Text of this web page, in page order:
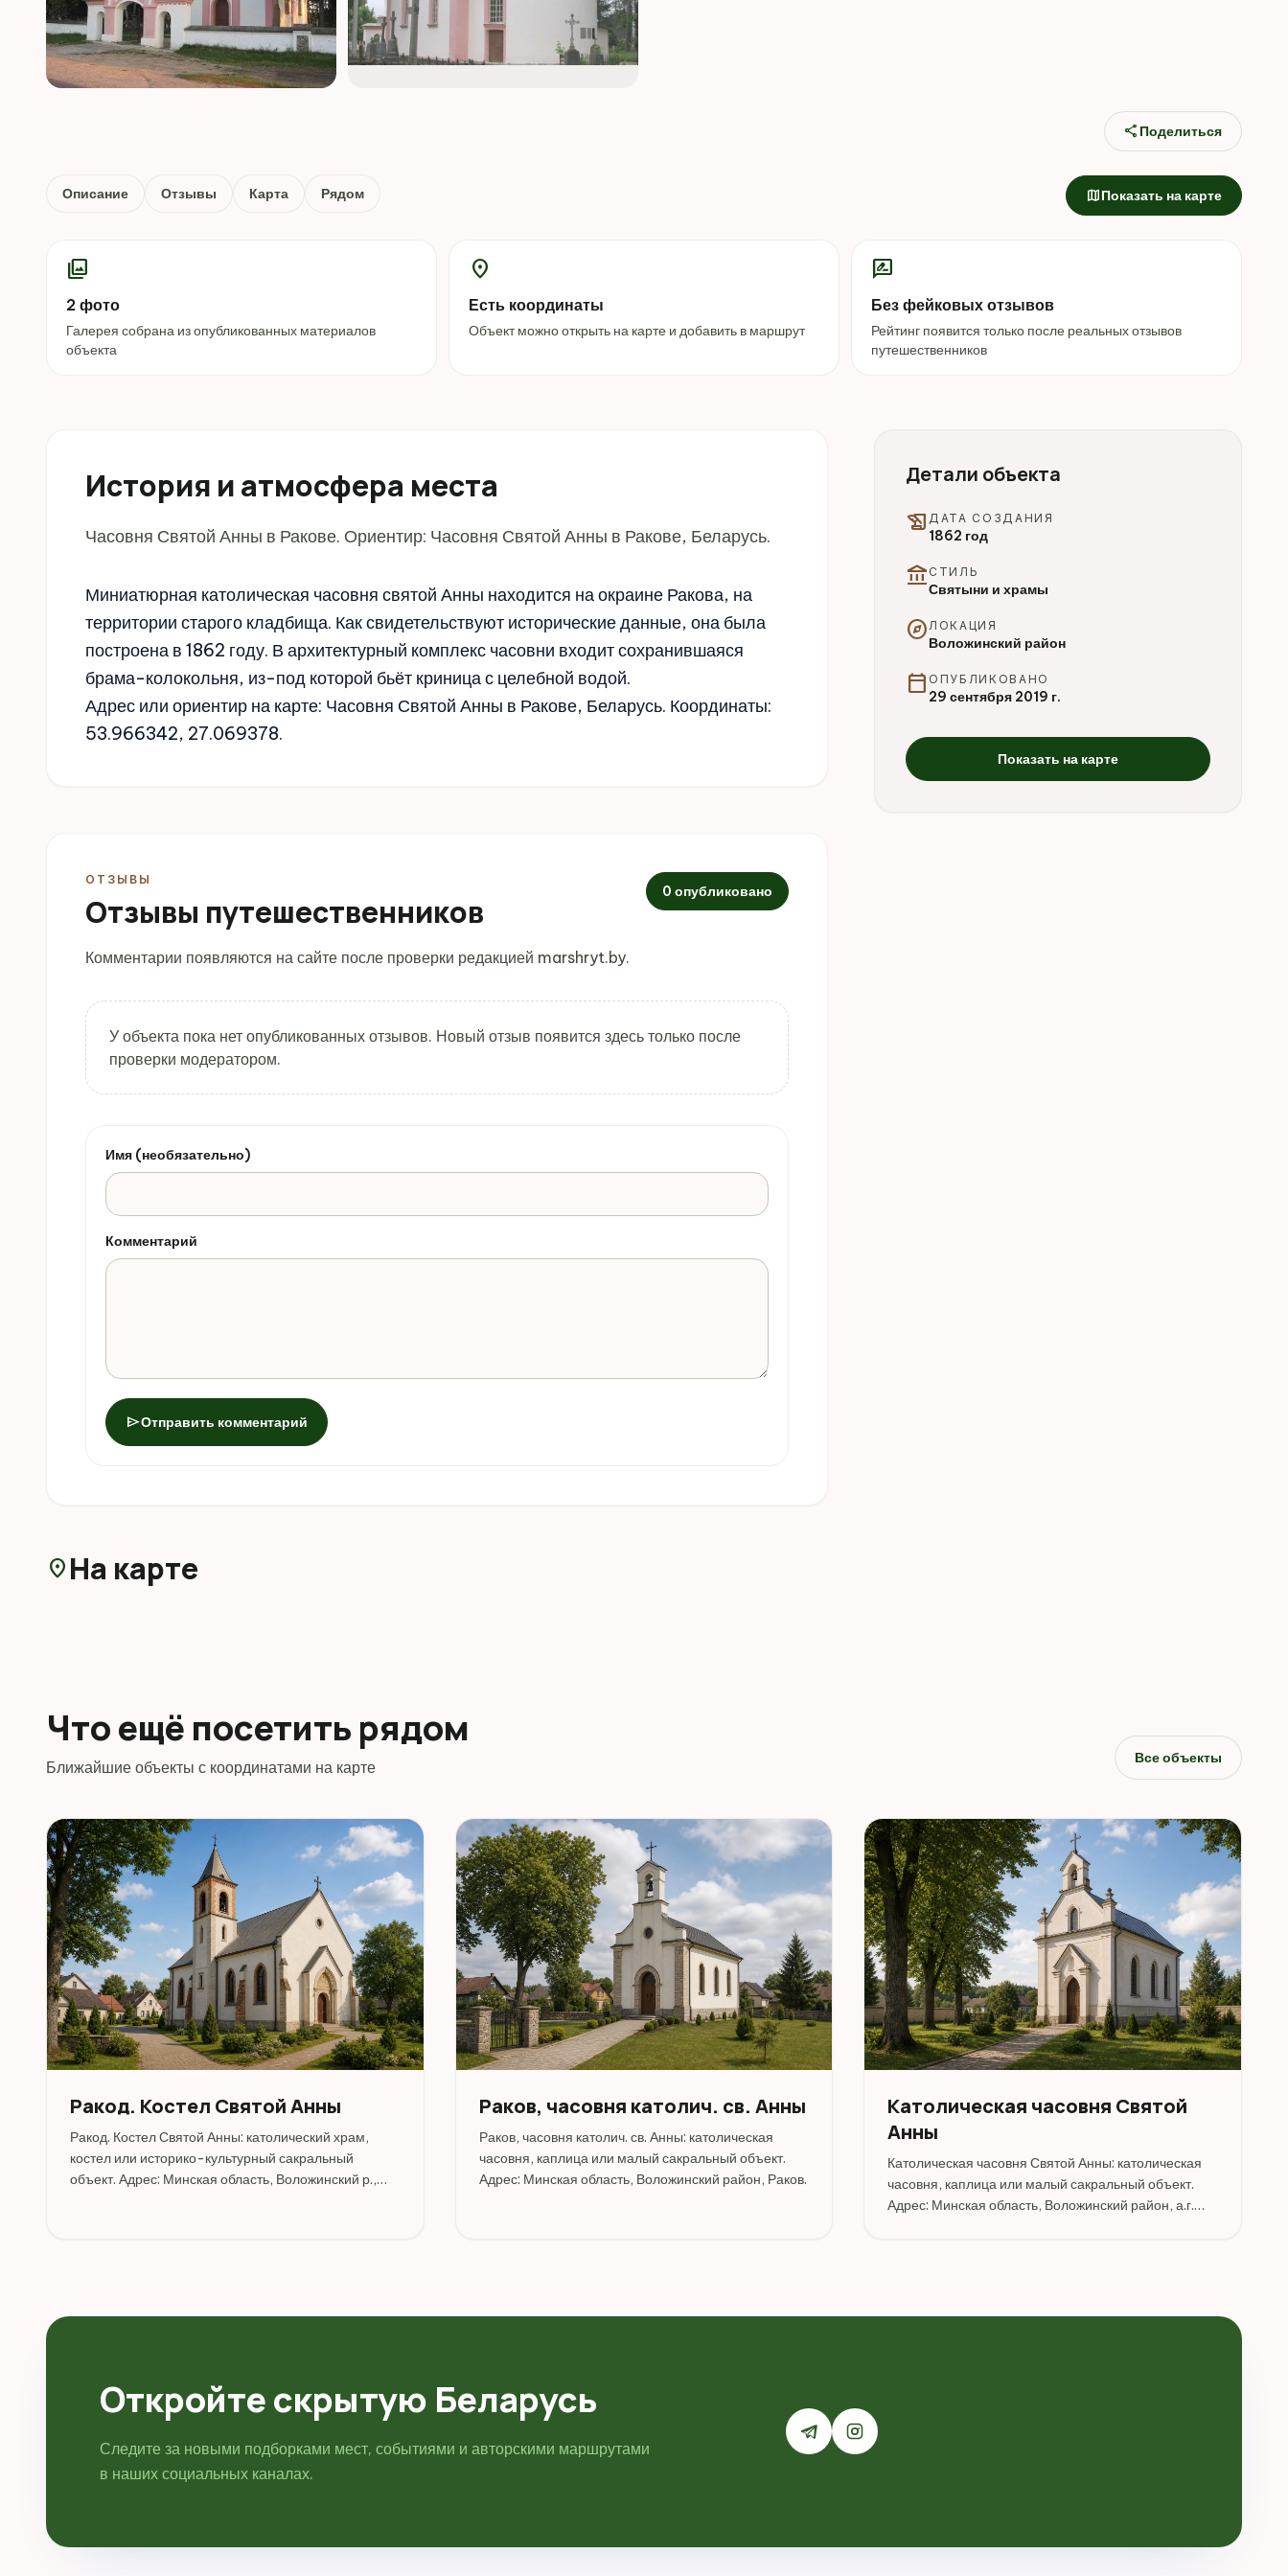
share Поделиться
Описание Отзывы Карта Рядом mapПоказать на карте
photo_library
2 фото
Галерея собрана из опубликованных материалов
объекта
location_on
Есть координаты
Объект можно открыть на карте и добавить в маршрут
rate_review
Без фейковых отзывов
Рейтинг появится только после реальных отзывов
путешественников
История и атмосфера места
Часовня Святой Анны в Ракове. Ориентир: Часовня Святой Анны в Ракове, Беларусь.
Миниатюрная католическая часовня святой Анны находится на окраине Ракова, на
территории старого кладбища. Как свидетельствуют исторические данные, она была
построена в 1862 году. В архитектурный комплекс часовни входит сохранившаяся
брама-колокольня, из-под которой бьёт криница с целебной водой.
Адрес или ориентир на карте: Часовня Святой Анны в Ракове, Беларусь. Координаты:
53.966342, 27.069378.
ОТЗЫВЫ
Отзывы путешественников
0 опубликовано
Комментарии появляются на сайте после проверки редакцией marshryt.by.
У объекта пока нет опубликованных отзывов. Новый отзыв появится здесь только после
проверки модератором.
Имя (необязательно)
Комментарий
sendОтправить комментарий
location_on На карте
Детали объекта
history_edu ДАТА СОЗДАНИЯ
1862 год
account_balance СТИЛЬ
Святыни и храмы
exploreЛОКАЦИЯ
Воложинский район
calendar_today ОПУБЛИКОВАНО
29 сентября 2019 г.
Показать на карте
Что ещё посетить рядом
Ближайшие объекты с координатами на карте Все объекты
Ракод. Костел Святой Анны
Ракод. Костел Святой Анны: католический храм,
костел или историко-культурный сакральный
объект. Адрес: Минская область, Воложинский р.,
Раков, часовня католич. св. Анны
Раков, часовня католич. св. Анны: католическая
часовня, каплица или малый сакральный объект.
Адрес: Минская область, Воложинский район, Раков.
Католическая часовня Святой
Анны
Католическая часовня Святой Анны: католическая
часовня, каплица или малый сакральный объект.
Адрес: Минская область, Воложинский район, а.г.
Откройте скрытую Беларусь
Следите за новыми подборками мест, событиями и авторскими маршрутами
в наших социальных каналах.